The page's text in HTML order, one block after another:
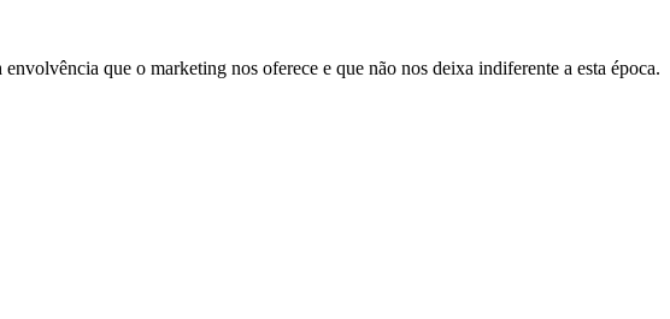
que o marketing nos oferece e que não nos deixa indiferente a esta época.